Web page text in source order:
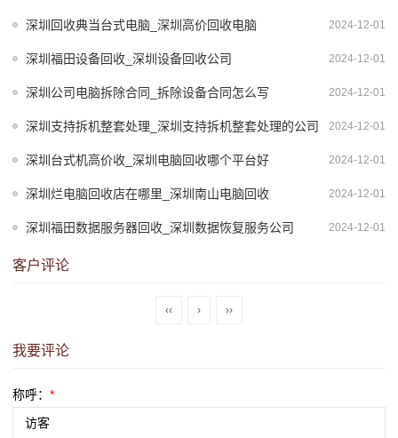
2024-12-01
深圳回收典当台式电脑_深圳高价回收电脑
2024-12-01
深圳福田设备回收_深圳设备回收公司
2024-12-01
深圳公司电脑拆除合同_拆除设备合同怎么写
2024-12-01
深圳支持拆机整套处理_深圳支持拆机整套处理的公司
2024-12-01
深圳台式机高价收_深圳电脑回收哪个平台好
2024-12-01
深圳烂电脑回收店在哪里_深圳南山电脑回收
2024-12-01
深圳福田数据服务器回收_深圳数据恢复服务公司
客户评论
‹‹ › ››
我要评论
称呼： *